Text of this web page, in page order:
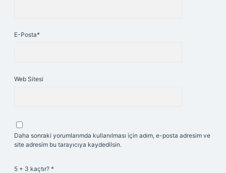
E-Posta*
Web Sitesi
Daha sonraki yorumlarımda kullanılması için adım, e-posta adresim ve
site adresim bu tarayıcıya kaydedilsin.
5 + 3 kaçtır? *